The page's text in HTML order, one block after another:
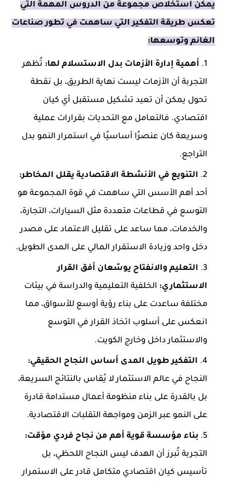
يمكن استخلاص مجموعة من الدروس المهمة التي
تعكس طريقة التفكير التي ساهمت في تطور صناعات
الغانم وتوسعها:
أهمية إدارة الأزمات بدل الاستسلام لها: تُظهر
التجربة أن الأزمات ليست نهاية الطريق، بل نقطة
تحول يمكن أن تعيد تشكيل مستقبل أي كيان
اقتصادي. فالتعامل مع التحديات بقرارات عملية
وسريعة كان عنصرًا أساسيًا في استمرار النمو بدل
التراجع.
التنويع في الأنشطة الاقتصادية يقلل المخاطر:
أحد أهم الأسس التي ساهمت في قوة المجموعة هو
التوسع في قطاعات متعددة مثل السيارات، التجارة،
والخدمات، مما ساعد على تقليل الاعتماد على مصدر
دخل واحد وزيادة الاستقرار المالي على المدى الطويل.
التعليم والانفتاح يوسّعان أفق القرار
الاستثماري: الخلفية التعليمية والدراسة في بيئات
مختلفة ساعدت على بناء رؤية أوسع للأسواق، مما
انعكس على أسلوب اتخاذ القرار في التوسع
والاستثمار داخل وخارج الكويت.
التفكير طويل المدى أساس النجاح الحقيقي:
النجاح في عالم الاستثمار لا يُقاس بالنتائج السريعة،
بل بالقدرة على بناء منظومة أعمال مستدامة قادرة
على النمو عبر الزمن ومواجهة التقلبات الاقتصادية.
بناء مؤسسة قوية أهم من نجاح فردي مؤقت:
التجربة تُبرز أن الهدف ليس النجاح اللحظي، بل
تأسيس كيان اقتصادي متكامل قادر على الاستمرار